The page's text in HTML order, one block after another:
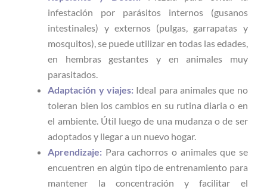
infestación por parásitos internos (gusanos
intestinales) y externos (pulgas, garrapatas y
mosquitos), se puede utilizar en todas las edades,
en hembras gestantes y en animales muy
parasitados.
Adaptación y viajes:Ideal para animales que no
toleran bien los cambios en su rutina diaria o en
el ambiente. Útil luego de una mudanza o de ser
adoptados y llegar a un nuevo hogar.
Aprendizaje: Para cachorros o animales que se
encuentren en algún tipo de entrenamiento para
mantener la concentración y facilitar el